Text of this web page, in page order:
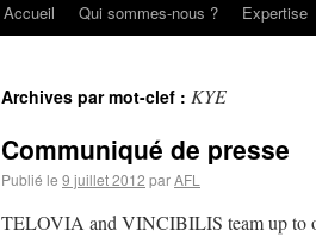
Accueil Qui sommes-nous ? Expertise
Archives par mot-clef : KYE
Communiqué de presse
Publié le 9 juillet 2012 parAFL
TELOVIA and VINCIBILIS team up to